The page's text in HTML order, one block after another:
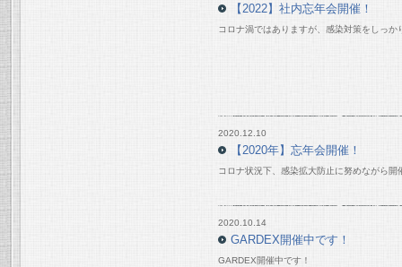
【2022】社内忘年会開催！
コロナ渦ではありますが、感染対策をしっか
2020.12.10
【2020年】忘年会開催！
コロナ状況下、感染拡大防止に努めながら開
2020.10.14
GARDEX開催中です！
GARDEX開催中です！